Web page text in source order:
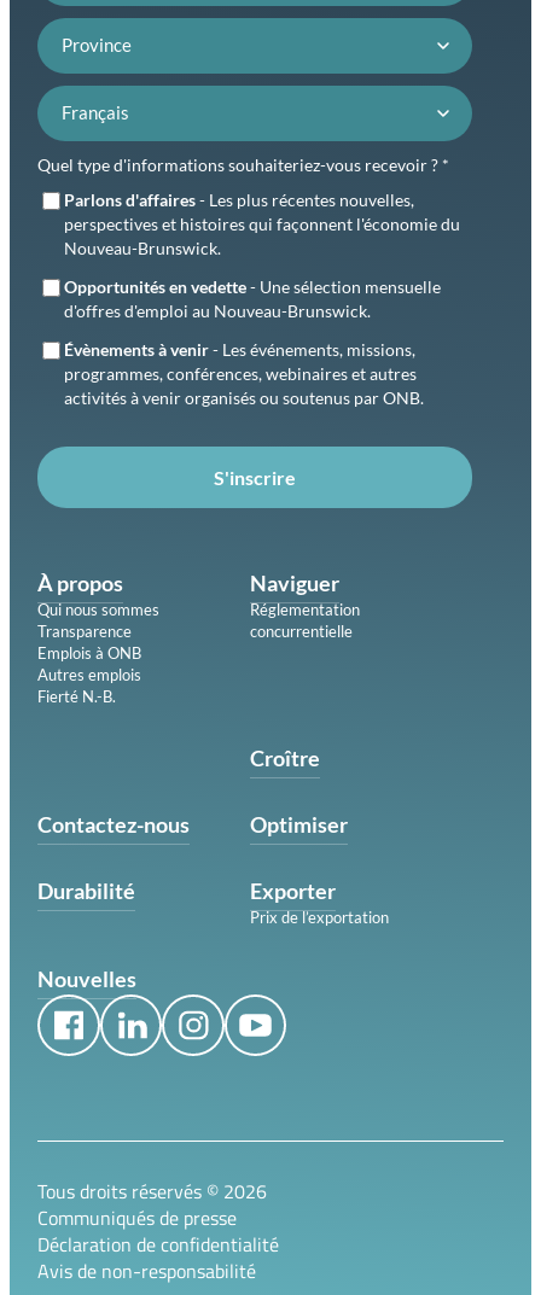
Province
Préférence de langue
Quel type d'informations souhaiteriez-vous recevoir ? *
Parlons d'affaires- Les plus récentes nouvelles,
perspectives et histoires qui façonnent l'économie du
Nouveau-Brunswick.
Opportunités en vedette- Une sélection mensuelle
d'offres d'emploi au Nouveau-Brunswick.
Évènements à venir- Les événements, missions,
programmes, conférences, webinaires et autres
activités à venir organisés ou soutenus par ONB.
S'inscrire
Naviguer
Réglementation
concurrentielle
Croître
Optimiser
Exporter
Prix de l’exportation
À propos
Qui nous sommes
Transparence
Emplois à ONB
Autres emplois
Fierté N.-B.
Contactez-nous
Nouvelles
Durabilité
Tous droits réservés © 2026
Communiqués de presse
Déclaration de confidentialité
Avis de non-responsabilité